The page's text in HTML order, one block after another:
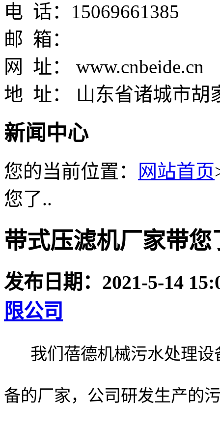
电 话：15069661385
邮 箱：
网 址： www.cnbeide.cn
地 址： 山东省诸城市胡
新闻中心
您的当前位置： 网站首页
您了..
带式压滤机厂家带
发布日期： 2021-5-14
限公司
我们蓓德机械污水处理设
备的厂家，公司研发生产的